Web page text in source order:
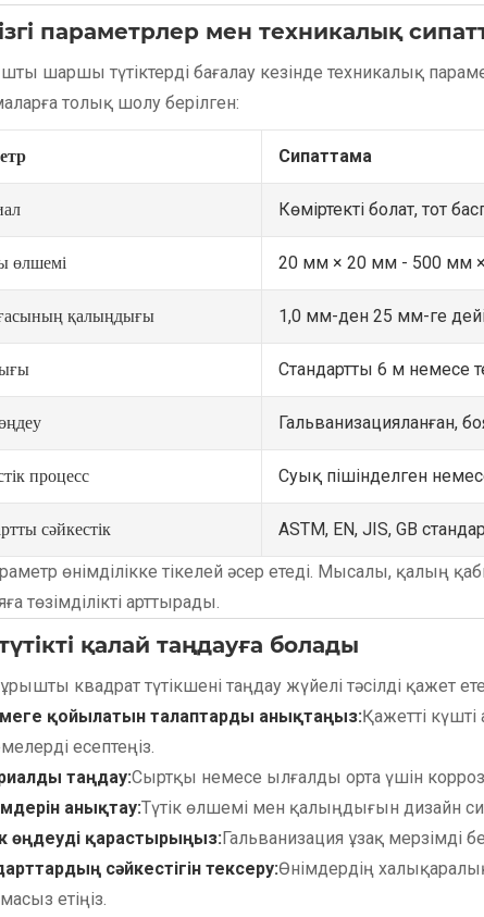
параметрлер мен техникалық
шаршы түтіктерді бағалау кезінде техникалық
толық шолу берілген:
Сипаттама
Көміртекті болат, тот
өлшемі 20 мм × 20 мм - 500 мм
қалыңдығы 1,0 мм-ден 25 мм-ге
Стандартты 6 м немесе
Гальванизацияланған,
процесс Суық пішінделген
сәйкестік ASTM, EN, JIS, GB
өнімділікке тікелей әсер етеді. Мысалы, қалың
төзімділікті арттырады.
қалай таңдауға болады
квадрат түтікшені таңдау жүйелі тәсілді қажет
қойылатын талаптарды анықтаңыз:Қажетті
есептеңіз.
таңдау:Сыртқы немесе ылғалды орта үшін
анықтау:Түтік өлшемі мен қалыңдығын дизайн
өңдеуді қарастырыңыз:Гальванизация ұзақ мерзімді
сәйкестігін тексеру:Өнімдердің
етіңіз.